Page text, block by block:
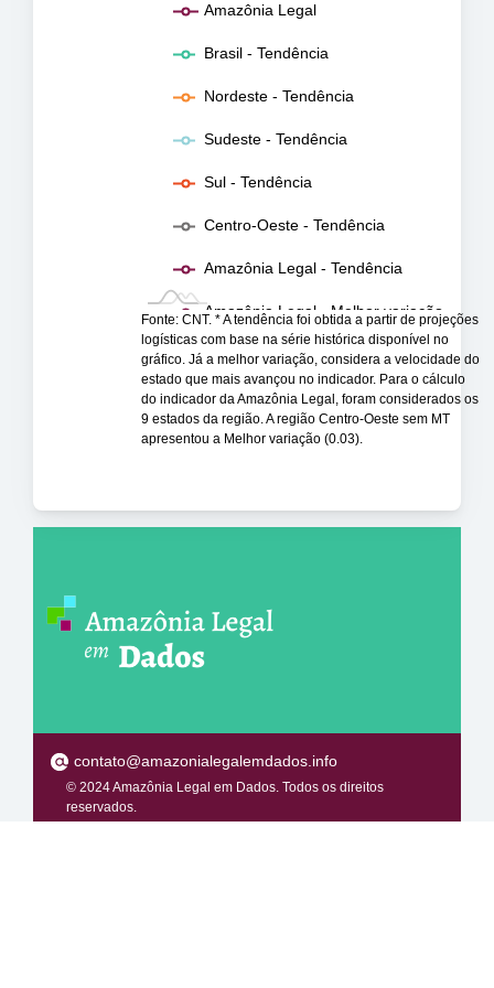
Amazônia Legal
Brasil - Tendência
Nordeste - Tendência
Sudeste - Tendência
Sul - Tendência
Centro-Oeste - Tendência
Amazônia Legal - Tendência
Amazônia Legal - Melhor variação
Fonte: CNT. * A tendência foi obtida a partir de projeções
logísticas com base na série histórica disponível no
gráfico. Já a melhor variação, considera a velocidade do
estado que mais avançou no indicador. Para o cálculo
do indicador da Amazônia Legal, foram considerados os
9 estados da região. A região Centro-Oeste sem MT
apresentou a Melhor variação (0.03).
contato@amazonialegalemdados.info
© 2024 Amazônia Legal em Dados. Todos os direitos
reservados.